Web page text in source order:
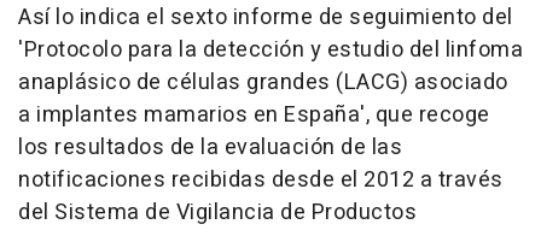
Así lo indica el sexto informe de seguimiento del
'Protocolo para la detección y estudio del linfoma
anaplásico de células grandes (LACG) asociado
a implantes mamarios en España', que recoge
los resultados de la evaluación de las
notificaciones recibidas desde el 2012 a través
del Sistema de Vigilancia de Productos